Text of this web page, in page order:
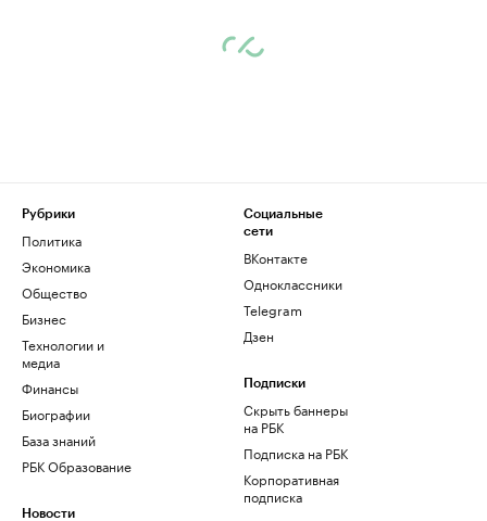
Рубрики
Политика
Экономика
Общество
Бизнес
Технологии и
медиа
Финансы
Биографии
База знаний
РБК Образование
Новости
Социальные
сети
ВКонтакте
Одноклассники
Telegram
Дзен
Подписки
Скрыть баннеры
на РБК
Подписка на РБК
Корпоративная
подписка